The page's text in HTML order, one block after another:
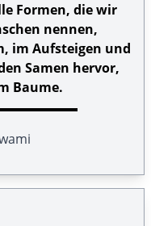
Formen, die wir
nennen,
im Aufsteigen und
Samen hervor,
Baume.